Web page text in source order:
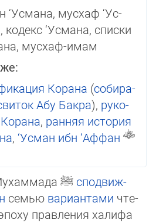
‘Усмана, мусхаф ‘Ус­
кодекс ‘Усмана, списки
мусхаф-имам
Корана (соби­ра­
Абу Бакра), руко­
, ран­няя ис­то­рия
, ‘Ус­ман ибн ‘Аффан
ﷺ спо­движ­
семью вариантами чте­
правления халифа